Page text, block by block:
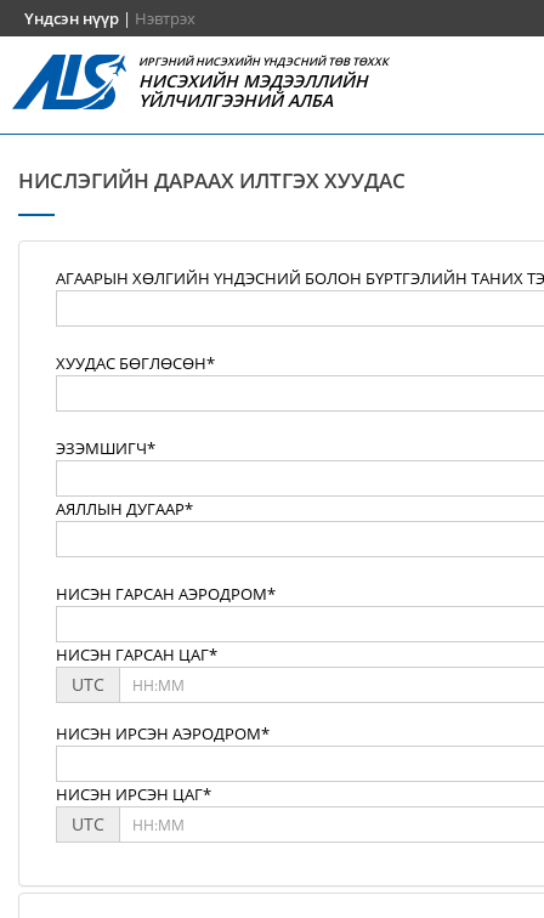
Үндсэн нүүр | Нэвтрэх
ИРГЭНИЙ НИСЭХИЙН ҮНДЭСНИЙ ТӨВ ТӨХХК
НИСЭХИЙН МЭДЭЭЛЛИЙН
ҮЙЛЧИЛГЭЭНИЙ АЛБА
НИСЛЭГИЙН ДАРААХ ИЛТГЭХ ХУУДАС
АГААРЫН ХӨЛГИЙН ҮНДЭСНИЙ БОЛОН БҮРТГЭЛИЙН ТАНИХ
ХУУДАС БӨГЛӨСӨН*
ЭЗЭМШИГЧ*
АЯЛЛЫН ДУГААР*
НИСЭН ГАРСАН АЭРОДРОМ*
НИСЭН ГАРСАН ЦАГ*
UTC
НИСЭН ИРСЭН АЭРОДРОМ*
НИСЭН ИРСЭН ЦАГ*
UTC